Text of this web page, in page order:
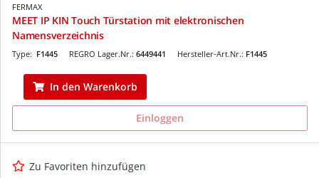
FERMAX
MEET IP KIN Touch Türstation mit elektronischen
Namensverzeichnis
REGRO Lager.Nr.: 6449441
Type: F1445 Hersteller-Art.Nr.: F1445
In den Warenkorb
Einloggen
Zu Favoriten hinzufügen